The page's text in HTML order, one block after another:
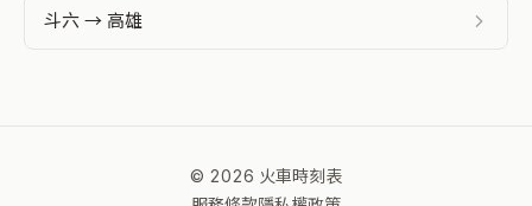
斗六 → 高雄
© 2026 火車時刻表